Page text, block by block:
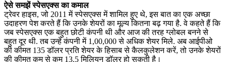
ऐसे समझें स्पेसएक्स का कमाल
ट्रेवर हाइस, जो 2011 में स्पेसएक्स में शामिल हुए थे, इस बात का एक अच्छा
उदाहरण पेश करते हैं कि उनके शेयरों का मूल्य कितना बढ़ गया है. वे कहते हैं कि
जब स्पेसएक्स एक बहुत छोटी कंपनी थी और आज की तरह ग्लोबल बनने से
बहुत दूर थी. तब उन्हें कंपनी में 1,00,000 से अधिक शेयर मिले. अब आईपीओ
की कीमत 135 डॉलर प्रति शेयर के हिसाब से कैलकुलेशन करें, तो उनके शेयरों
की कीमत कम से कम 13.5 मिलियन डॉलर हो सकती है।